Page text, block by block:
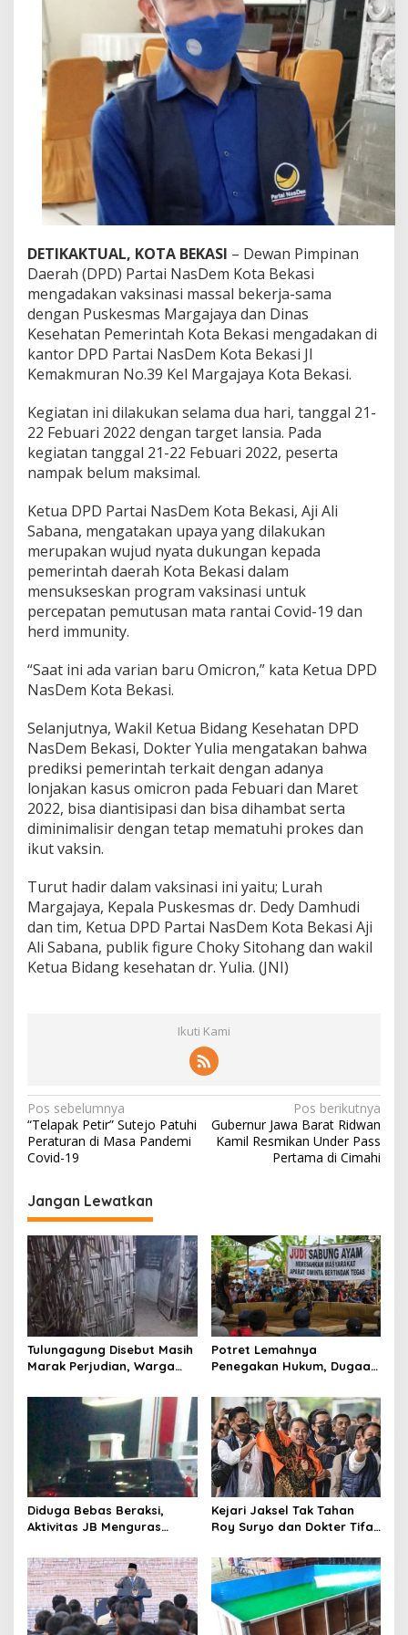
a
s
i
G
e
l
a
s
M
a
s
s
a
l
DETIKAKTUAL, KOTA BEKASI – Dewan Pimpinan
Daerah (DPD) Partai NasDem Kota Bekasi
mengadakan vaksinasi massal bekerja-sama
dengan Puskesmas Margajaya dan Dinas
Kesehatan Pemerintah Kota Bekasi mengadakan di
kantor DPD Partai NasDem Kota Bekasi Jl
Kemakmuran No.39 Kel Margajaya Kota Bekasi.
Kegiatan ini dilakukan selama dua hari, tanggal 21-
22 Febuari 2022 dengan target lansia. Pada
kegiatan tanggal 21-22 Febuari 2022, peserta
nampak belum maksimal.
Ketua DPD Partai NasDem Kota Bekasi, Aji Ali
Sabana, mengatakan upaya yang dilakukan
merupakan wujud nyata dukungan kepada
pemerintah daerah Kota Bekasi dalam
mensukseskan program vaksinasi untuk
percepatan pemutusan mata rantai Covid-19 dan
herd immunity.
“Saat ini ada varian baru Omicron,” kata Ketua DPD
NasDem Kota Bekasi.
Selanjutnya, Wakil Ketua Bidang Kesehatan DPD
NasDem Bekasi, Dokter Yulia mengatakan bahwa
prediksi pemerintah terkait dengan adanya
lonjakan kasus omicron pada Febuari dan Maret
2022, bisa diantisipasi dan bisa dihambat serta
diminimalisir dengan tetap mematuhi prokes dan
ikut vaksin.
Turut hadir dalam vaksinasi ini yaitu; Lurah
Margajaya, Kepala Puskesmas dr. Dedy Damhudi
dan tim, Ketua DPD Partai NasDem Kota Bekasi Aji
Ali Sabana, publik figure Choky Sitohang dan wakil
Ketua Bidang kesehatan dr. Yulia. (JNI)
Ikuti Kami
N
a
v
i
g
a
s
i
p
o
s
Pos sebelumnya
“Telapak Petir” Sutejo Patuhi
Peraturan di Masa Pandemi
Covid-19
Pos berikutnya
Gubernur Jawa Barat Ridwan
Kamil Resmikan Under Pass
Pertama di Cimahi
Jangan Lewatkan
Tulungagung Disebut Masih
Marak Perjudian, Warga
hingga Usut Dugaan Beking
Potret Lemahnya
Penegakan Hukum, Dugaan
Tulungagung Tuai Sorotan
Diduga Bebas Beraksi,
Aktivitas JB Menguras
Bojonegoro Jadi Sorotan
Warga
Kejari Jaksel Tak Tahan
Roy Suryo dan Dokter Tifa,
Keluarga dan Kepastian
Hukum